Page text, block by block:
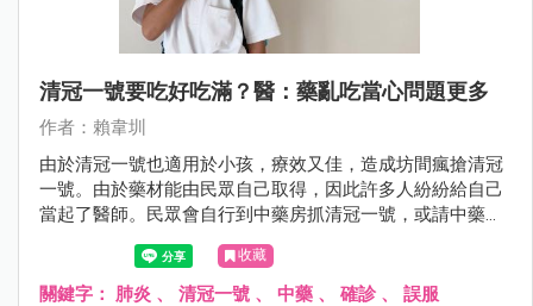
清冠一號要吃好吃滿？醫：藥亂吃當心問題更多
作者：賴韋圳
由於清冠一號也適用於小孩，療效又佳，造成坊間瘋搶清冠
一號。由於藥材能由民眾自己取得，因此許多人紛紛給自己
當起了醫師。民眾會自行到中藥房抓清冠一號，或請中藥房
的人代煎回去服用。賴韋圳中醫師最近就遇見不少「誤服」
的病患，即使病愈後依然堅持服用清冠一號，而理由竟是
「清冠一號要吃完整個療程才會好」……
收藏
關鍵字： 肺炎 、 清冠一號 、 中藥 、 確診 、 誤服